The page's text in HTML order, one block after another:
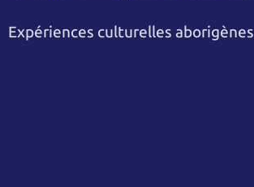
Expériences culturelles aborigènes